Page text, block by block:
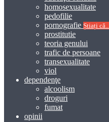
homosexualitate
pedofilie
pornografie Știați
prostitutie
teoria genului
trafic de persoane
transexualitate
viol
dependenţe
alcoolism
droguri
fumat
opinii